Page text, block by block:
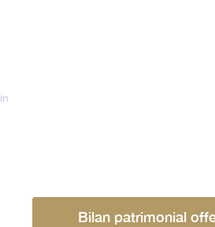
Bilan patrimonial